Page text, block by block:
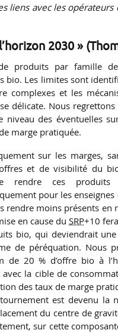
liens avec les
2030 »
produits par famille
Les limites sont
complexes et les
délicate. Nous regrettons
des éventuelles
marge pratiquée.
sur les marges,
et de visibilité du
rendre ces produits
pour les
rendre moins présents en
en cause duSRP+10
bio, qui deviendrait une
de péréquation. Nous
de 20 % d’offre bio à
avec la cible de
des taux de marge
est devenu la
du centre de
sur cette